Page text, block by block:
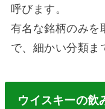
呼びます。
有名な銘柄のみを
で、細かい分類ま
ウイスキーの飲